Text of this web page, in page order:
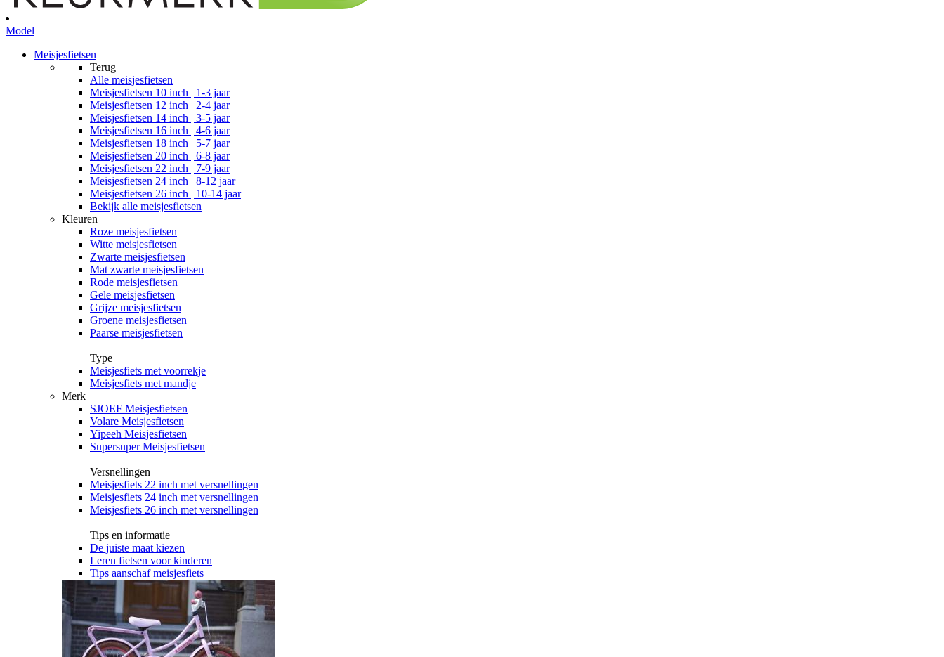
Model
Meisjesfietsen
Terug
Alle meisjesfietsen
Meisjesfietsen 10 inch | 1-3 jaar
Meisjesfietsen 12 inch | 2-4 jaar
Meisjesfietsen 14 inch | 3-5 jaar
Meisjesfietsen 16 inch | 4-6 jaar
Meisjesfietsen 18 inch | 5-7 jaar
Meisjesfietsen 20 inch | 6-8 jaar
Meisjesfietsen 22 inch | 7-9 jaar
Meisjesfietsen 24 inch | 8-12 jaar
Meisjesfietsen 26 inch | 10-14 jaar
Bekijk alle meisjesfietsen
Kleuren
Roze meisjesfietsen
Witte meisjesfietsen
Zwarte meisjesfietsen
Mat zwarte meisjesfietsen
Rode meisjesfietsen
Gele meisjesfietsen
Grijze meisjesfietsen
Groene meisjesfietsen
Paarse meisjesfietsen
Type
Meisjesfiets met voorrekje
Meisjesfiets met mandje
Merk
SJOEF Meisjesfietsen
Volare Meisjesfietsen
Yipeeh Meisjesfietsen
Supersuper Meisjesfietsen
Versnellingen
Meisjesfiets 22 inch met versnellingen
Meisjesfiets 24 inch met versnellingen
Meisjesfiets 26 inch met versnellingen
Tips en informatie
De juiste maat kiezen
Leren fietsen voor kinderen
Tips aanschaf meisjesfiets